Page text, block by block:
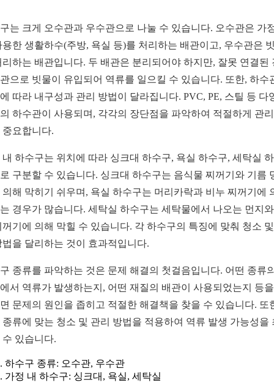
는 크게 오수관과 우수관으로 나눌 수 있습니다. 오수관은 가
용한 생활하수(주방, 욕실 등)를 처리하는 배관이고, 우수관은
리하는 배관입니다. 두 배관은 분리되어야 하지만, 잘못 연결된
으로 빗물이 유입되어 역류를 일으킬 수 있습니다. 또한, 하수
따라 내구성과 관리 방법이 달라집니다. PVC, PE, 스틸 등 다
하수관이 사용되며, 각각의 장단점을 파악하여 적절하게 관
중요합니다.
내 하수구는 위치에 따라 싱크대 하수구, 욕실 하수구, 세탁실
구분할 수 있습니다. 싱크대 하수구는 음식물 찌꺼기와 기름
의해 막히기 쉬우며, 욕실 하수구는 머리카락과 비누 찌꺼기에
경우가 많습니다. 세탁실 하수구는 세탁물에서 나오는 먼지
꺼기에 의해 막힐 수 있습니다. 각 하수구의 특징에 맞춰 청소
법을 달리하는 것이 효과적입니다.
종류를 파악하는 것은 문제 해결의 첫걸음입니다. 어떤 종류
서 역류가 발생하는지, 어떤 재질의 배관이 사용되었는지 등
문제의 원인을 좁히고 적절한 해결책을 찾을 수 있습니다. 또
종류에 맞는 청소 및 관리 방법을 적용하여 역류 발생 가능성을
수 있습니다.
하수구 종류: 오수관, 우수관
가정 내 하수구: 싱크대, 욕실, 세탁실